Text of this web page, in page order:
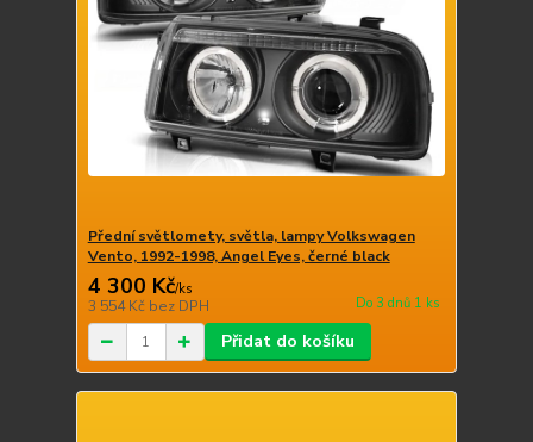
Přední světlomety, světla, lampy Volkswagen
Vento, 1992-1998, Angel Eyes, černé black
4 300 Kč/ks
3 554 Kč bez DPH Do 3 dnů 1 ks
Přidat do košíku